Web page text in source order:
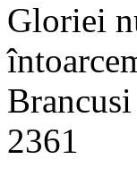
Gloriei
Brancusi
2361